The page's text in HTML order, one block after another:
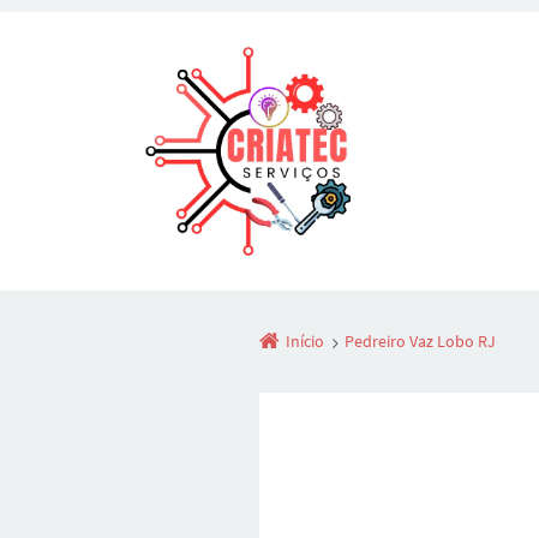
Início Pedreiro Vaz Lobo RJ